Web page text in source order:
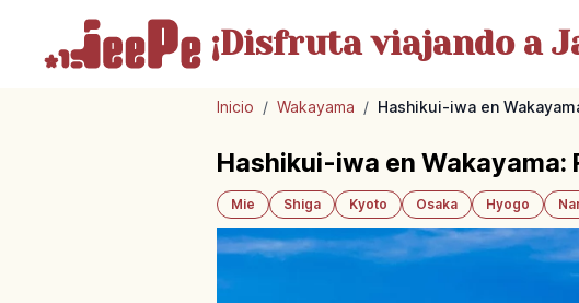
¡Disfrutaviajando a
Inicio / Wakayama / Hashikui-iwa en
Hashikui-iwa en Wakayama:
Mie Shiga Kyoto Osaka Hyogo